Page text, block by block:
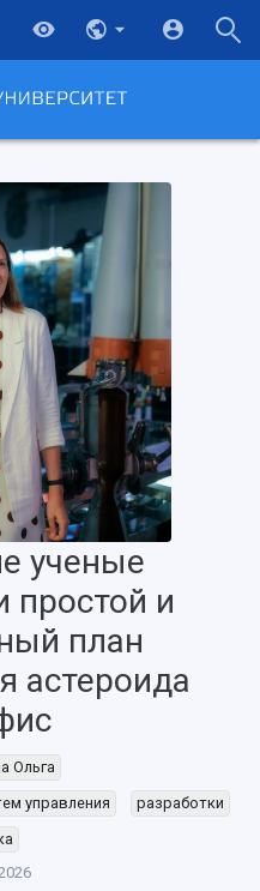
ученые
простой и
план
астероида
Ольга
управления
разработки